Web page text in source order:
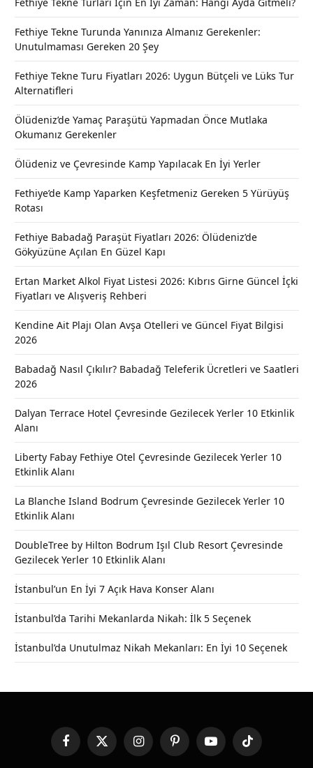
Fethiye Tekne Turunda Yanınıza Almanız Gerekenler:
Unutulmaması Gereken 20 Şey
Fethiye Tekne Turu Fiyatları 2026: Uygun Bütçeli ve Lüks Tur
Alternatifleri
Ölüdeniz’de Yamaç Paraşütü Yapmadan Önce Mutlaka
Okumanız Gerekenler
Ölüdeniz ve Çevresinde Kamp Yapılacak En İyi Yerler
Fethiye’de Kamp Yaparken Keşfetmeniz Gereken 5 Yürüyüş
Rotası
Fethiye Babadağ Paraşüt Fiyatları 2026: Ölüdeniz’de
Gökyüzüne Açılan En Güzel Kapı
Ertan Market Alkol Fiyat Listesi 2026: Kıbrıs Girne Güncel İçki
Fiyatları ve Alışveriş Rehberi
Kendine Ait Plajı Olan Avşa Otelleri ve Güncel Fiyat Bilgisi
2026
Babadağ Nasıl Çıkılır? Babadağ Teleferik Ücretleri ve Saatleri
2026
Dalyan Terrace Hotel Çevresinde Gezilecek Yerler 10 Etkinlik
Alanı
Liberty Fabay Fethiye Otel Çevresinde Gezilecek Yerler 10
Etkinlik Alanı
La Blanche Island Bodrum Çevresinde Gezilecek Yerler 10
Etkinlik Alanı
DoubleTree by Hilton Bodrum Işıl Club Resort Çevresinde
Gezilecek Yerler 10 Etkinlik Alanı
İstanbul’un En İyi 7 Açık Hava Konser Alanı
İstanbul’da Tarihi Mekanlarda Nikah: İlk 5 Seçenek
İstanbul’da Unutulmaz Nikah Mekanları: En İyi 10 Seçenek
FacebookX
(Twitter)
InstagramPinterestYouTubeTikTok